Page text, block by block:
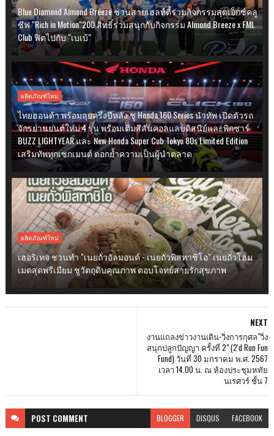
Blue Diamond Almond Breeze ชวนสายเฮลท์ตี้ร่วมกิจกรรมสุดเอ็กซ์คลู
ซีฟ "Rich in Motion"200 สิทธิ์ร่วมสนุกกับกิจกรรม Almond Breeze x FML
Club ฟิตไปกับ "เบเบ้"
ผลิตภัณฑ์ใหม่
ไทยฮอนด้า พร้อมลุยครึ่งปีหลัง ชู Honda 160 Series นำทัพ เปิดตัวรถ
จักรยานยนต์ใหม่ 4 รุ่น พร้อมเติมสีสันคอลแลบดิสนีย์และพิกซาร์
BUZZ LIGHTYEAR และ New Honda Super Cub Tokyo 80s Limited Edition
เสริมทัพทุกเซกเมนต์ ตอกย้ำความเป็นผู้นำตลาด
ผลิตภัณฑ์ใหม่
เฮอริเทจ ชวนทำ "เนยถั่วอัลมอนด์ - เนยถั่วพิสทาชิโอ" เนยถั่วโฮม
เมดสุดพรีเมียม ชูวัตถุดิบคุณภาพ ตอบโจทย์สายรักสุขภาพ
NEXT
งานแถลงข่าวงานเดิน-วิ่งการกุศล"วิ่ง
สนุกปลูกปัญญา ครั้งที่ 2" (2'd Run Fun
Fund) วันที่ 30 มกราคม พ.ศ. 2567
เวลา 14.00 น. ณ ห้องประชุมหทัย
นเรศวร์ ชั้น 7
POST COMMENT BLOGGER DISQUS FACEBOOK